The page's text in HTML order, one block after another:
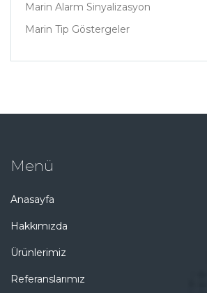
Marin Alarm Sinyalizasyon
Marin Tip Göstergeler
Menü
Anasayfa
Hakkımızda
Ürünlerimiz
Referanslarımız